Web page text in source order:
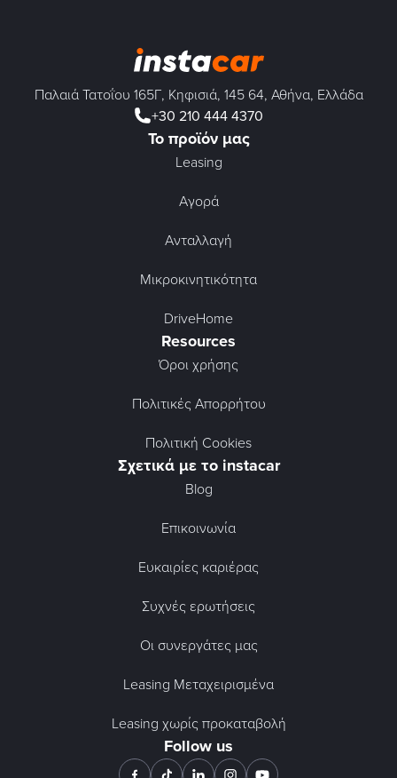
Παλαιά Τατοΐου 165Γ, Κηφισιά, 145 64, Αθήνα, Ελλάδα
+30 210 444 4370
Το προϊόν μας
Leasing
Αγορά
Ανταλλαγή
Μικροκινητικότητα
DriveHome
Resources
Όροι χρήσης
Πολιτικές Απορρήτου
Πολιτική Cookies
Σχετικά με το instacar
Blog
Επικοινωνία
Ευκαιρίες καριέρας
Συχνές ερωτήσεις
Οι συνεργάτες μας
Leasing Μεταχειρισμένα
Leasing χωρίς προκαταβολή
Follow us